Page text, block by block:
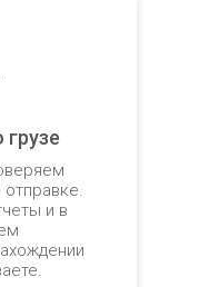
отправке.
и в